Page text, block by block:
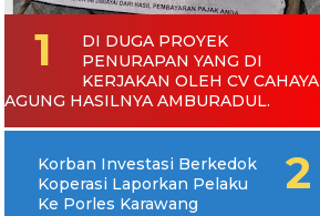
DI DUGA PROYEK
PENURAPAN YANG DI
KERJAKAN OLEH CV CAHAYA
AGUNG HASILNYA AMBURADUL.
Korban Investasi Berkedok
Koperasi Laporkan Pelaku
Ke Porles Karawang